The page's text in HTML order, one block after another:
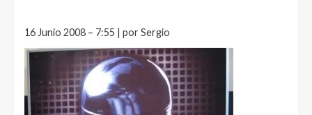
16 Junio 2008 – 7:55 | por Sergio